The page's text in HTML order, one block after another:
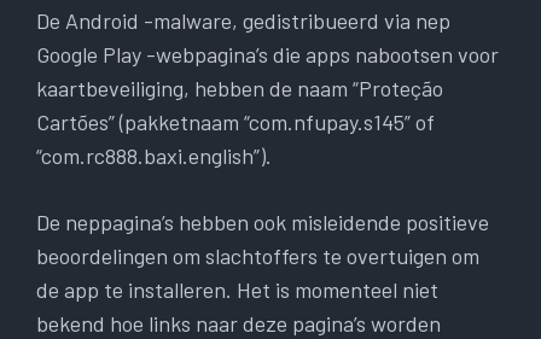
De Android -malware, gedistribueerd via nep
Google Play -webpagina’s die apps nabootsen voor
kaartbeveiliging, hebben de naam “Proteção
Cartões” (pakketnaam “com.nfupay.s145” of
“com.rc888.baxi.english”).
De neppagina’s hebben ook misleidende positieve
beoordelingen om slachtoffers te overtuigen om
de app te installeren. Het is momenteel niet
bekend hoe links naar deze pagina’s worden